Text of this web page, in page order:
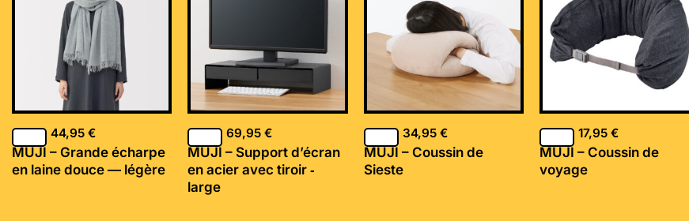
44,95 €
MUJI – Grande écharpe
en laine douce — légère
69,95€
MUJI – Support d’écran
en acier avec tiroir ‐
large
34,95 €
MUJI – Coussin de
Sieste
17,95 €
MUJI – Coussin de
voyage